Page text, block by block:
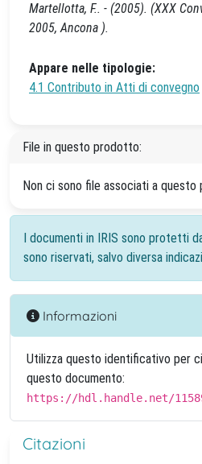
Martellotta, F.. - (2005). (XXX
2005, Ancona ).
Appare nelle tipologie:
4.1 Contributo in Atti di convegno
File in questo prodotto:
Non ci sono file associati a questo
I documenti in IRIS sono protetti
sono riservati, salvo diversa
Informazioni
Utilizza questo identificativo per
questo documento:
https://hdl.handle.net/
Citazioni